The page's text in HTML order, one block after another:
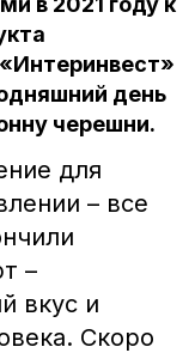
день
черешни.
для
– все
–
вкус и
Скоро